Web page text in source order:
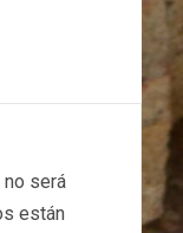
será
están